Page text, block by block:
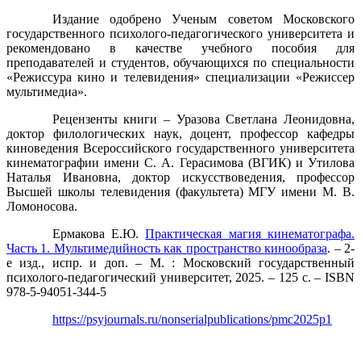
Издание одобрено Ученым советом Московского
государственного психолого-педагогического университета и
рекомендовано в качестве учебного пособия для
преподавателей и студентов, обучающихся по специальности
«Режиссура кино и телевидения» специализации «Режиссер
мультимедиа».
Рецензенты книги – Уразова Светлана Леонидовна,
доктор филологических наук, доцент, профессор кафедры
киноведения Всероссийского государственного университета
кинематографии имени С. А. Герасимова (ВГИК) и Утилова
Наталья Ивановна, доктор искусствоведения, профессор
Высшей школы телевидения (факультета) МГУ имени М. В.
Ломоносова.
Ермакова Е.Ю.Практическая магия кинематографа.
Часть 1. Мультимедийность как пространство кинообраза. – 2-
е изд., испр. и доп. – М. : Московский государственный
психолого-педагогический университет, 2025. – 125 с. – ISBN
978-5-94051-344-5
https://psyjournals.ru/nonserialpublications/pmc2025p1